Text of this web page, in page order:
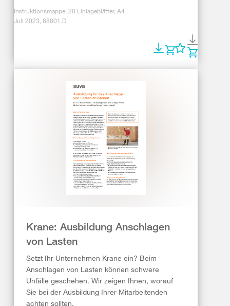
Instruktionsmappe, 20 Einlageblätter, A4
Juli 2023, 88801.D
Krane: Ausbildung Anschlagen
von Lasten
Setzt Ihr Unternehmen Krane ein? Beim
Anschlagen von Lasten können schwere
Unfälle geschehen. Wir zeigen Ihnen, worauf
Sie bei der Ausbildung Ihrer Mitarbeitenden
achten sollten.